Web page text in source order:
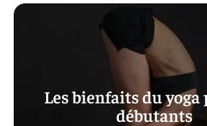
Les bienfaits du yoga
débutants